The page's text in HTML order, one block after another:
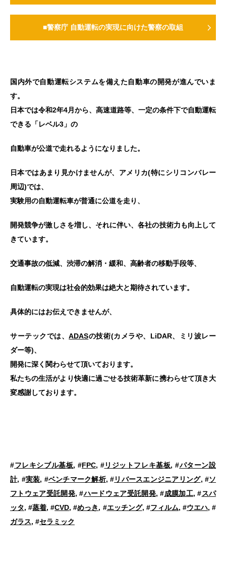
■警察庁 自動運転の実現に向けた警察の取組
国内外で自動運転システムを備えた自動車の開発が進んでいま
す。
日本では令和2年4月から、高速道路等、一定の条件下で自動運転
できる「レベル3」の
自動車が公道で走れるようになりました。
日本ではあまり見かけませんが、アメリカ(特にシリコンバレー
周辺)では、
実験用の自動運転車が普通に公道を走り、
開発競争が激しさを増し、それに伴い、各社の技術力も向上して
きています。
交通事故の低減、渋滞の解消・緩和、高齢者の移動手段等、
自動運転の実現は社会的効果は絶大と期待されています。
具体的にはお伝えできませんが、
サーテックでは、ADASの技術(カメラや、LiDAR、ミリ波レー
ダー等)、
開発に深く関わらせて頂いております。
私たちの生活がより快適に過ごせる技術革新に携わらせて頂き大
変感謝しております。
#フレキシブル基板, #FPC, #リジットフレキ基板, #パターン設
計, #実装, #ベンチマーク解析, #リバースエンジニアリング, #ソ
フトウェア受託開発, #ハードウェア受託開発, #成膜加工, #スパ
ッタ, #蒸着, #CVD, #めっき, #エッチング, #フィルム, #ウエハ, #
ガラス, #セラミック